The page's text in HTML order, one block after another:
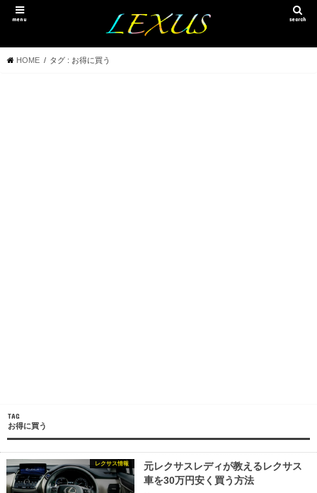
search
menu
HOME タグ : お得に買う
TAG
お得に買う
レクサス情報
元レクサスレディが教えるレクサス
車を30万円安く買う方法